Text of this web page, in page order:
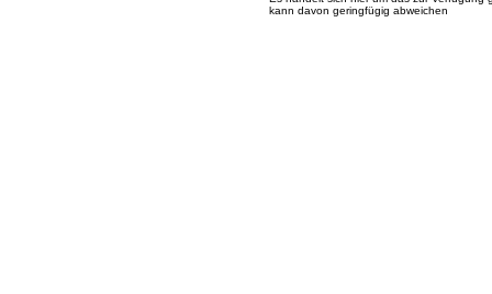
kann davon geringfügig abweichen